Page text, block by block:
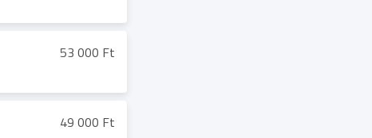
53 000 Ft
49 000 Ft